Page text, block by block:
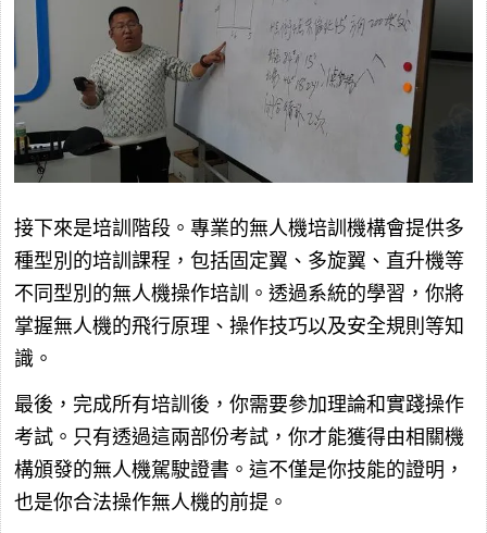
接下來是培訓階段。專業的無人機培訓機構會提供多
種型別的培訓課程，包括固定翼、多旋翼、直升機等
不同型別的無人機操作培訓。透過系統的學習，你將
掌握無人機的飛行原理、操作技巧以及安全規則等知
識。
最後，完成所有培訓後，你需要參加理論和實踐操作
考試。只有透過這兩部份考試，你才能獲得由相關機
構頒發的無人機駕駛證書。這不僅是你技能的證明，
也是你合法操作無人機的前提。